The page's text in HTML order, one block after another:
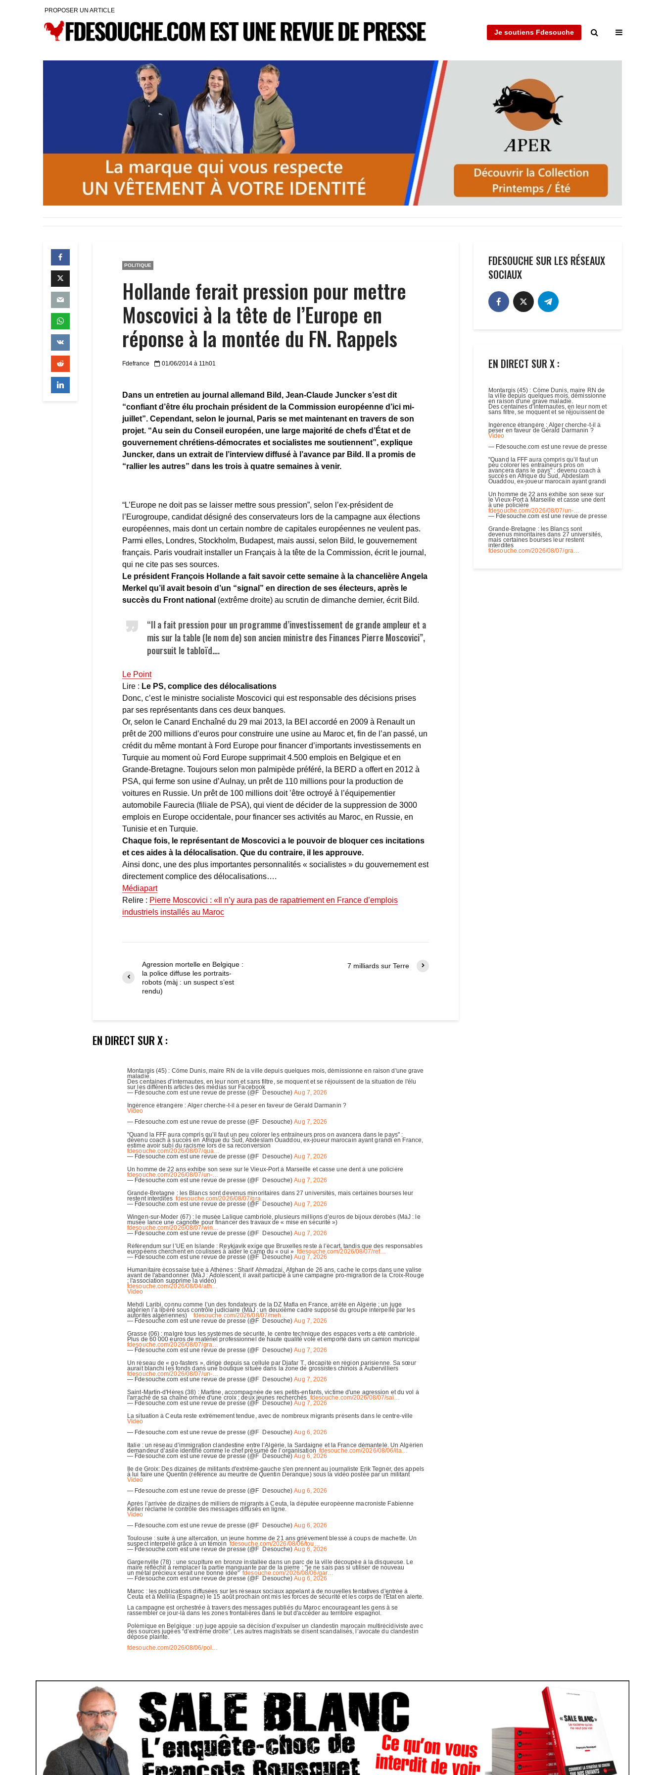
PROPOSER UN ARTICLE
Je soutiens Fdesouche
POLITIQUE
Hollande ferait pression pour mettre
Moscovici à la tête de l’Europe en
réponse à la montée du FN. Rappels
Fdefrance 01/06/2014 à 11h01
Dans un entretien au journal allemand Bild, Jean-Claude Juncker s’est dit
“confiant d’être élu prochain président de la Commission européenne d’ici mi-
juillet”. Cependant, selon le journal, Paris se met maintenant en travers de son
projet. “Au sein du Conseil européen, une large majorité de chefs d’État et de
gouvernement chrétiens-démocrates et socialistes me soutiennent”, explique
Juncker, dans un extrait de l’interview diffusé à l’avance par Bild. Il a promis de
“rallier les autres” dans les trois à quatre semaines à venir.
“L’Europe ne doit pas se laisser mettre sous pression”, selon l’ex-président de
l’Eurogroupe, candidat désigné des conservateurs lors de la campagne aux élections
européennes, mais dont un certain nombre de capitales européennes ne veulent pas.
Parmi elles, Londres, Stockholm, Budapest, mais aussi, selon Bild, le gouvernement
français. Paris voudrait installer un Français à la tête de la Commission, écrit le journal,
qui ne cite pas ses sources.
Le président François Hollande a fait savoir cette semaine à la chancelière Angela
Merkel qu’il avait besoin d’un “signal” en direction de ses électeurs, après le
succès du Front national (extrême droite) au scrutin de dimanche dernier, écrit Bild.
“Il a fait pression pour un programme d’investissement de grande ampleur et a
mis sur la table (le nom de) son ancien ministre des Finances Pierre Moscovici”,
poursuit le tabloïd….
Le Point
Lire : Le PS, complice des délocalisations
Donc, c’est le ministre socialiste Moscovici qui est responsable des décisions prises
par ses représentants dans ces deux banques.
Or, selon le Canard Enchaîné du 29 mai 2013, la BEI accordé en 2009 à Renault un
prêt de 200 millions d’euros pour construire une usine au Maroc et, fin de l’an passé, un
crédit du même montant à Ford Europe pour financer d’importants investissements en
Turquie au moment où Ford Europe supprimait 4.500 emplois en Belgique et en
Grande-Bretagne. Toujours selon mon palmipède préféré, la BERD a offert en 2012 à
PSA, qui ferme son usine d’Aulnay, un prêt de 110 millions pour la production de
voitures en Russie. Un prêt de 100 millions doit ’être octroyé à l’équipementier
automobile Faurecia (filiale de PSA), qui vient de décider de la suppression de 3000
emplois en Europe occidentale, pour financer ses activités au Maroc, en Russie, en
Tunisie et en Turquie.
Chaque fois, le représentant de Moscovici a le pouvoir de bloquer ces incitations
et ces aides à la délocalisation. Que du contraire, il les approuve.
Ainsi donc, une des plus importantes personnalités « socialistes » du gouvernement est
directement complice des délocalisations….
Médiapart
Relire : Pierre Moscovici : «Il n’y aura pas de rapatriement en France d’emplois
industriels installés au Maroc
Agression mortelle en Belgique :
la police diffuse les portraits-
robots (màj : un suspect s’est
rendu)
7 milliards sur Terre
EN DIRECT SUR X :
FDESOUCHE SUR LES RÉSEAUX
SOCIAUX
EN DIRECT SUR X :